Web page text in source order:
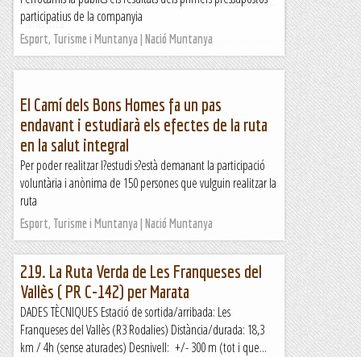
Manel&Ita
participatius de la companyia
Esport, Turisme i Muntanya | Nació Muntanya
El Camí dels Bons Homes fa un pas
endavant i estudiarà els efectes de la ruta
en la salut integral
Per poder realitzar l?estudi s?està demanant la participació
voluntària i anònima de 150 persones que vulguin realitzar la
ruta
Esport, Turisme i Muntanya | Nació Muntanya
219. La Ruta Verda de Les Franqueses del
Vallès ( PR C-142) per Marata
DADES TÈCNIQUES Estació de sortida/arribada: Les
Franqueses del Vallès (R3 Rodalies) Distància/durada: 18,3
km / 4h (sense aturades) Desnivell: +/- 300 m (tot i que...